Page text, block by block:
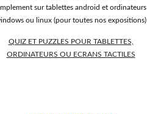
sur tablettes android et ordinateurs
ou linux (pour toutes nos expositions)
QUIZ ET PUZZLES POUR TABLETTES,
ORDINATEURS OU ECRANS TACTILES